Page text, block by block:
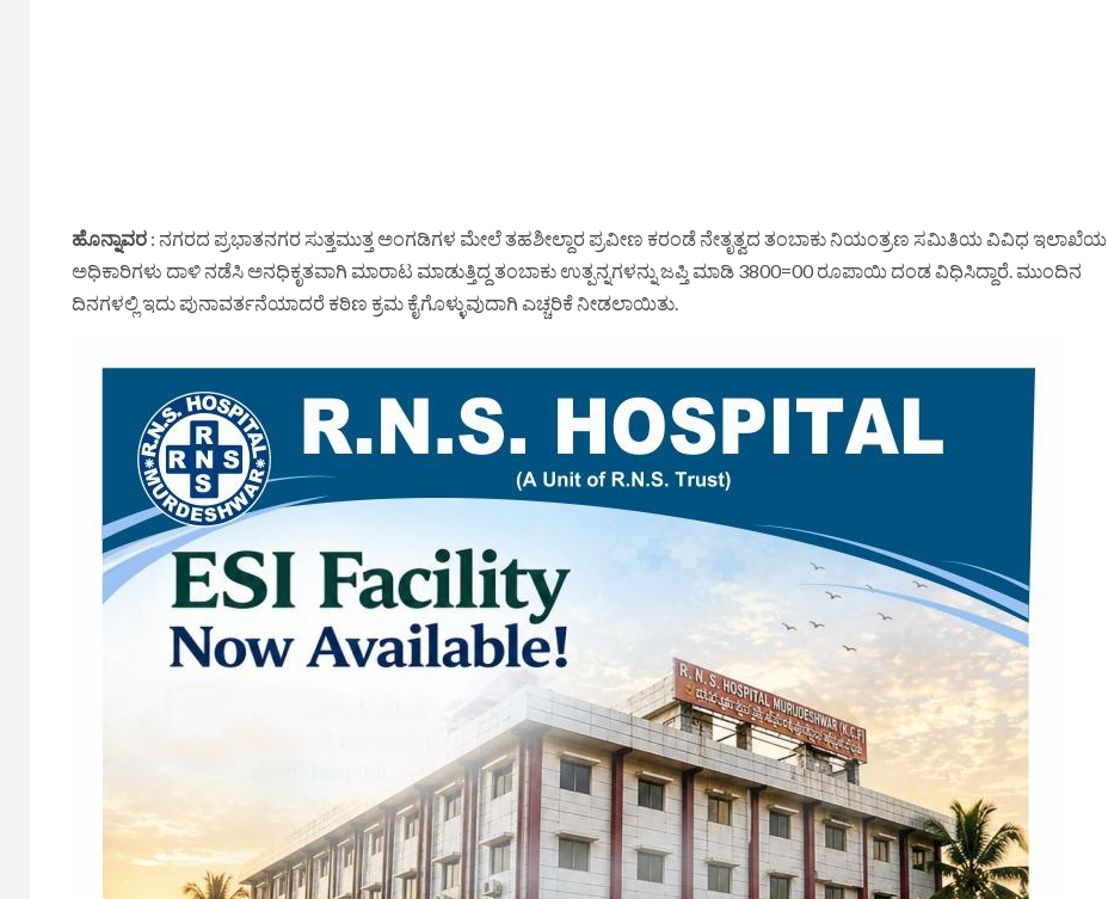
ಹೊನ್ನಾವರ : ನಗರದ ಪ್ರಭಾತನಗರ ಸುತ್ತಮುತ್ತ ಅಂಗಡಿಗಳ ಮೇಲೆ ತಹಶೀಲ್ದಾರ ಪ್ರವೀಣ ಕರಂಡೆ ನೇತೃತ್ವದ ತಂಬಾಕು ನಿಯಂತ್ರಣ ಸಮಿತಿಯ ವಿವಿಧ ಇಲಾಖೆಯ
ಅಧಿಕಾರಿಗಳು ದಾಳಿ ನಡೆಸಿ ಅನಧಿಕೃತವಾಗಿ ಮಾರಾಟ ಮಾಡುತ್ತಿದ್ದ ತಂಬಾಕು ಉತ್ಪನ್ನಗಳನ್ನು ಜಪ್ತಿ ಮಾಡಿ 3800=00 ರೂಪಾಯಿ ದಂಡ ವಿಧಿಸಿದ್ದಾರೆ. ಮುಂದಿನ
ದಿನಗಳಲ್ಲಿ ಇದು ಪುನಾವರ್ತನೆಯಾದರೆ ಕಠಿಣ ಕ್ರಮ ಕೈಗೊಳ್ಳುವುದಾಗಿ ಎಚ್ಚರಿಕೆ ನೀಡಲಾಯಿತು.